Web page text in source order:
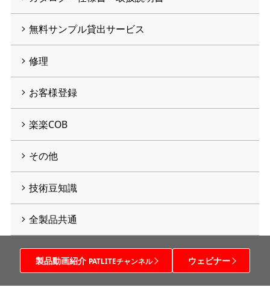
無料サンプル貸出サービス
修理
お客様登録
楽楽COB
その他
技術豆知識
全製品共通
製品動画紹介 PATLITEチャンネル ウェビナー